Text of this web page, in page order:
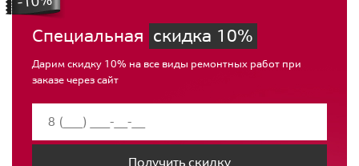
Специальная скидка 10%
Дарим скидку 10% на все виды ремонтных работ при
заказе через сайт
Получить скидку